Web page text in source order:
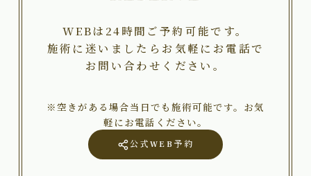
WEBは24時間ご予約可能です。
施術に迷いましたらお気軽にお電話で
お問い合わせください。
※空きがある場合当日でも施術可能です。お気
軽にお電話ください。
公式WEB予約